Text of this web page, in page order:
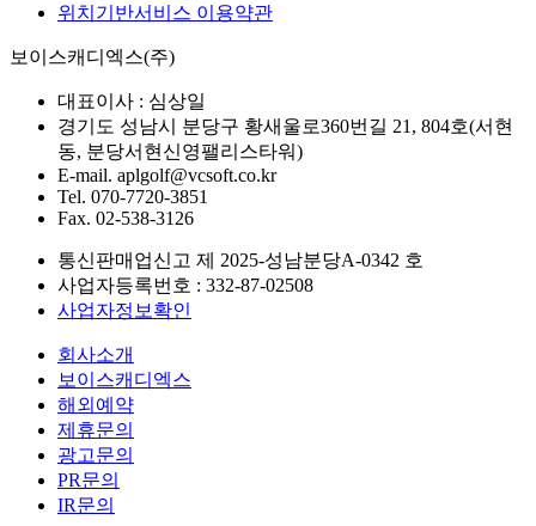
위치기반서비스 이용약관
보이스캐디엑스(주)
대표이사 : 심상일
경기도 성남시 분당구 황새울로360번길 21, 804호(서현
동, 분당서현신영팰리스타워)
E-mail. aplgolf@vcsoft.co.kr
Tel. 070-7720-3851
Fax. 02-538-3126
통신판매업신고 제 2025-성남분당A-0342 호
사업자등록번호 : 332-87-02508
사업자정보확인
회사소개
보이스캐디엑스
해외예약
제휴문의
광고문의
PR문의
IR문의